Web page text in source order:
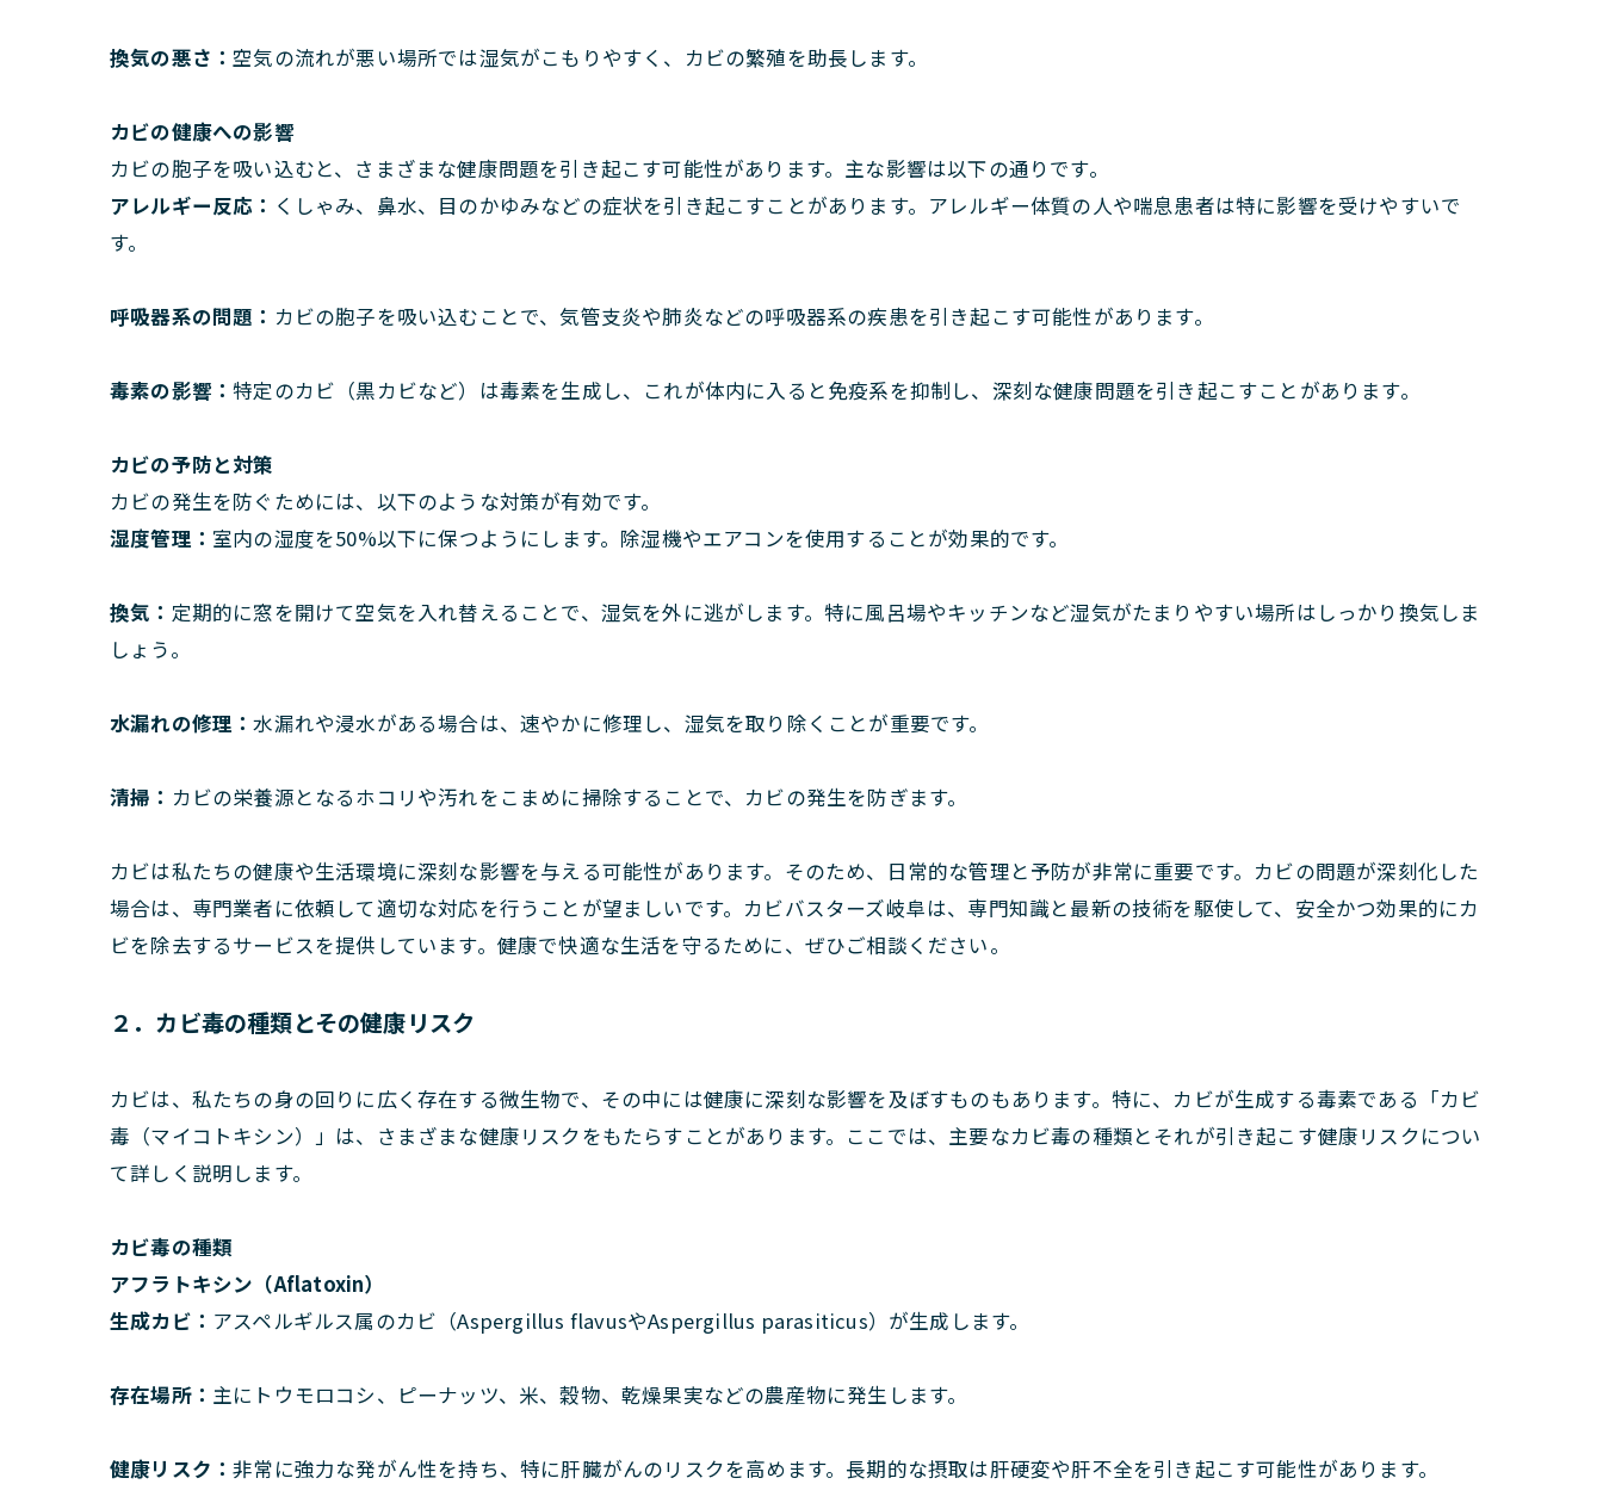
換気の悪さ： 空気の流れが悪い場所では湿気がこもりやすく、カビの繁殖を助長します。
カビの健康への影響
カビの胞子を吸い込むと、さまざまな健康問題を引き起こす可能性があります。主な影響は以下の通りです。
アレルギー反応： くしゃみ、鼻水、目のかゆみなどの症状を引き起こすことがあります。アレルギー体質の人や喘息患者は特に影響を受けやすいで
す。
呼吸器系の問題： カビの胞子を吸い込むことで、気管支炎や肺炎などの呼吸器系の疾患を引き起こす可能性があります。
毒素の影響：特定のカビ（黒カビなど）は毒素を生成し、これが体内に入ると免疫系を抑制し、深刻な健康問題を引き起こすことがあります。
カビの予防と対策
カビの発生を防ぐためには、以下のような対策が有効です。
湿度管理： 室内の湿度を50%以下に保つようにします。除湿機やエアコンを使用することが効果的です。
換気： 定期的に窓を開けて空気を入れ替えることで、湿気を外に逃がします。特に風呂場やキッチンなど湿気がたまりやすい場所はしっかり換気しま
しょう。
水漏れの修理：水漏れや浸水がある場合は、速やかに修理し、湿気を取り除くことが重要です。
清掃： カビの栄養源となるホコリや汚れをこまめに掃除することで、カビの発生を防ぎます。
カビは私たちの健康や生活環境に深刻な影響を与える可能性があります。そのため、日常的な管理と予防が非常に重要です。カビの問題が深刻化した
場合は、専門業者に依頼して適切な対応を行うことが望ましいです。カビバスターズ岐阜は、専門知識と最新の技術を駆使して、安全かつ効果的にカ
ビを除去するサービスを提供しています。健康で快適な生活を守るために、ぜひご相談ください。
２．カビ毒の種類とその健康リスク
カビは、私たちの身の回りに広く存在する微生物で、その中には健康に深刻な影響を及ぼすものもあります。特に、カビが生成する毒素である「カビ
毒（マイコトキシン）」は、さまざまな健康リスクをもたらすことがあります。ここでは、主要なカビ毒の種類とそれが引き起こす健康リスクについ
て詳しく説明します。
カビ毒の種類
アフラトキシン（Aflatoxin）
生成カビ： アスペルギルス属のカビ（Aspergillus flavusやAspergillus parasiticus）が生成します。
存在場所： 主にトウモロコシ、ピーナッツ、米、穀物、乾燥果実などの農産物に発生します。
健康リスク：非常に強力な発がん性を持ち、特に肝臓がんのリスクを高めます。長期的な摂取は肝硬変や肝不全を引き起こす可能性があります。